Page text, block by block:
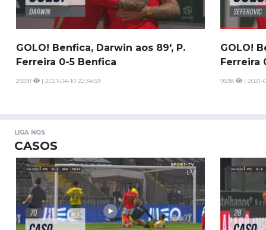
GOLO! Benfica, Darwin aos 89', P.
Ferreira 0-5 Benfica
25591 | 2021-04-10 22:34:59
GOLO!
Ferreira
9598 | 2021-
LIGA NOS
CASOS